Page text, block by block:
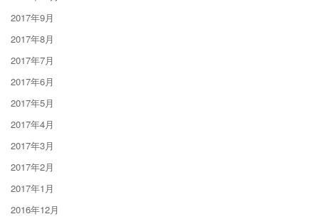
2017年9月
2017年8月
2017年7月
2017年6月
2017年5月
2017年4月
2017年3月
2017年2月
2017年1月
2016年12月